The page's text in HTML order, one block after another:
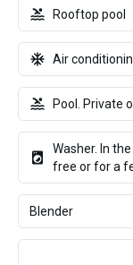
Rooftop pool
Air
Pool. Private
Washer. In
free or for a
Blender